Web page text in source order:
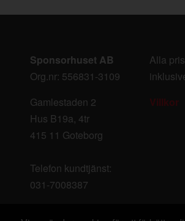
Sponsorhuset AB
Org.nr: 556831-3109
Gamlestaden 2
Hus B19a, 4tr
415 11 Goteborg
Telefon kundtjänst:
031-7008387
Alla
Villkor